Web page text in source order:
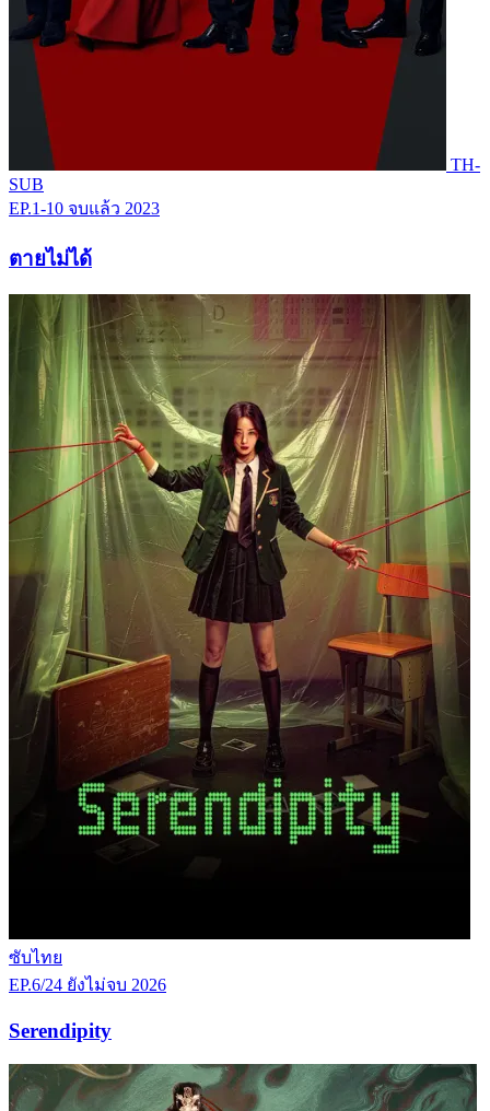
TH-
SUB
EP.1-10 จบแล้ว 2023
ตายไม่ได้
ซับไทย
EP.6/24 ยังไม่จบ 2026
Serendipity